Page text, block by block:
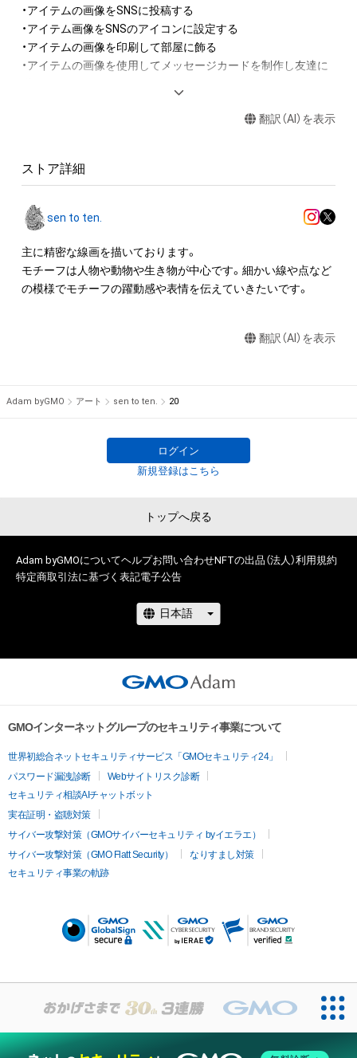
・アイテムの画像をSNSに投稿する
・アイテム画像をSNSのアイコンに設定する
・アイテムの画像を印刷して部屋に飾る
・アイテムの画像を使用してメッセージカードを制作し友達に
・本アイテムに関する創作物(画像および映像、音楽、商標または
権(著作権、特許権、実用新案権、商標権、意匠権その他の知的財
産権(それらの権利を取得し、又はそれらの権利につき登録等を
出願する権利を含みます。)を意味します。)は、本アイテムの著
作権を有する方、著作隣接権の権利者またはその管理委託を受
けている者によって保護されています。そのため、本アイテム
・本アイテムの著作権を有する方、著作隣接権の権利者またはそ
権を侵害するおそれのある行為(改変、公開、配布、逆コンパイ
・本アイテムに関する創作物の利用については、公序良俗や法令
に反する利用またはその恐れのある利用など、作成者が不適切
保有者、その他第三者が損害を被った場合、その損害がいかなる
方、著作隣接権の権利者またはその管理委託を受けている者は、
何らの法的責任も負わないものとします。
このアイテムに関するお問い合わせ先
翻訳（AI）を表示
ストア詳細
sen to ten.
主に精密な線画を描いております。
モチーフは人物や動物や生き物が中心です。細かい線や点など
の模様でモチーフの躍動感や表情を伝えていきたいです。
翻訳（AI）を表示
Adam byGMO アート sen to ten. 20
ログイン
新規登録はこちら
トップへ戻る
Adam byGMOについてヘルプお問い合わせNFTの出品（法人）利用規約
特定商取引法に基づく表記電子公告
GMOインターネットグループのセキュリティ事業について
世界初総合ネットセキュリティサービス「GMOセキュリティ24」
パスワード漏洩診断
Webサイトリスク診断
セキュリティ相談AIチャットボット
実在証明・盗聴対策
サイバー攻撃対策（GMOサイバーセキュリティ byイエラエ）
サイバー攻撃対策（GMO Flatt Security）
なりすまし対策
セキュリティ事業の軌跡